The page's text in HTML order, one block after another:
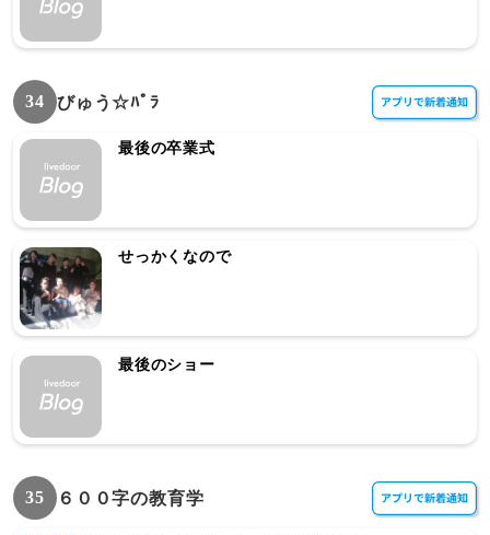
34 びゅう☆ﾊﾟﾗ
最後の卒業式
せっかくなので
最後のショー
35 ６００字の教育学